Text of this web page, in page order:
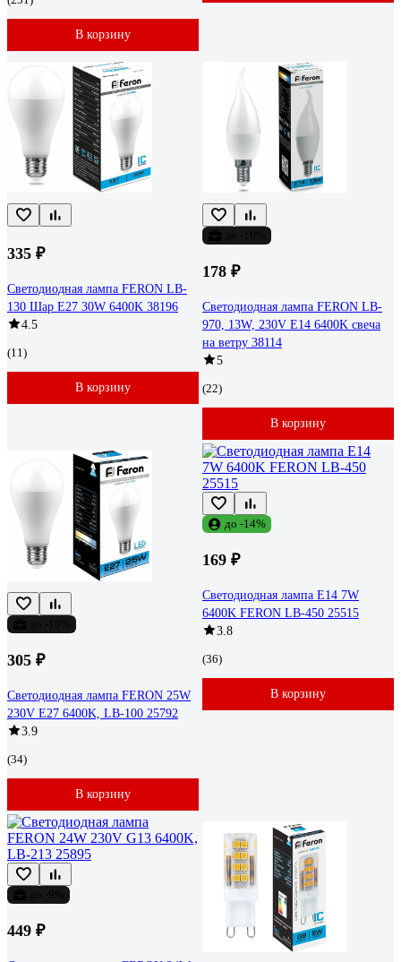
В корзину
335 ₽
Светодиодная лампа FERON LB-
130 Шар E27 30W 6400K 38196
4.5
(11)
В корзину
178 ₽
Светодиодная лампа FERON LB-
970, 13W, 230V E14 6400K свеча
на ветру 38114
5
(22)
В корзину
305 ₽
Светодиодная лампа FERON 25W
230V E27 6400K, LB-100 25792
3.9
(34)
В корзину
до -14%
169 ₽
Светодиодная лампа E14 7W
6400K FERON LB-450 25515
3.8
(36)
В корзину
449 ₽